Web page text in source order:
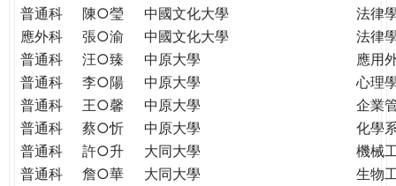
普通科
陳○瑩 中國文化大學
法律
應外科
張○渝 中國文化大學
法律
普通科
汪○臻 中原大學
應用
普通科
李○陽 中原大學
心理
普通科
王○馨 中原大學
企業
普通科
蔡○忻 中原大學
化學
普通科
許○升 大同大學
機械
普通科
詹○華 大同大學
生物